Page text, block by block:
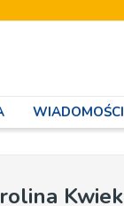
WIADOMOŚCI
Kwiek